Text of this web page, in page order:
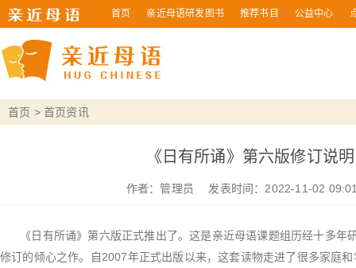
首页 亲近母语研发图书 推荐书目 公益中心
首页 >首页资讯
《日有所诵》第六版修订说明
作者： 管理员 发表时间：2022-11-02
《日有所诵》第六版正式推出了。这是亲近母语课题组历经十多年
修订的倾心之作。自2007年正式出版以来，这套读物走进了很多家庭